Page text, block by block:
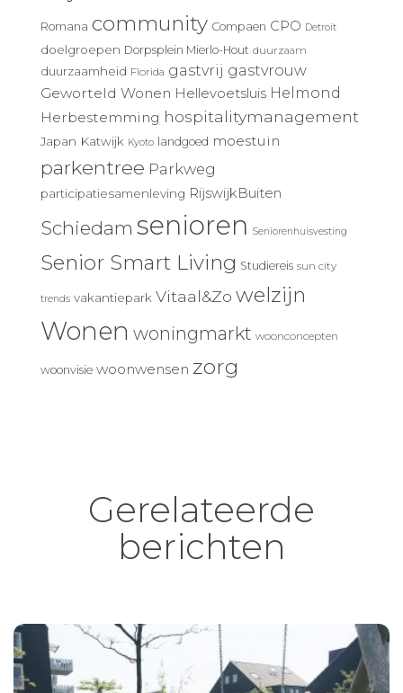
Romana community Compaen CPO Detroit
doelgroepen Dorpsplein Mierlo-Hout duurzaam
duurzaamheid Florida gastvrij gastvrouw
Geworteld Wonen Hellevoetsluis Helmond
Herbestemming hospitalitymanagement
Japan Katwijk Kyoto landgoed moestuin
parkentree Parkweg
participatiesamenleving RijswijkBuiten
Schiedam senioren Seniorenhuisvesting
Senior Smart Living Studiereis sun city
trends vakantiepark Vitaal&Zo welzijn
Wonen woningmarkt woonconcepten
woonvisie woonwensen zorg
Gerelateerde
berichten